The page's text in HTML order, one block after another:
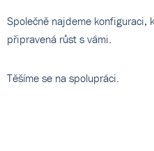
Společně najdeme konfiguraci,
připravená růst s vámi.
Těšíme se na spolupráci.